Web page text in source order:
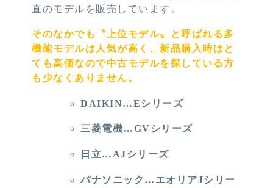
直のモデルを販売しています。
そのなかでも〝上位モデル〟と呼ばれる多
機能モデルは人気が高く、新品購入時はと
ても高価なので中古モデルを探している方
も少なくありません。
DAIKIN…Eシリーズ
三菱電機…GVシリーズ
日立…AJシリーズ
パナソニック…エオリアJシリー